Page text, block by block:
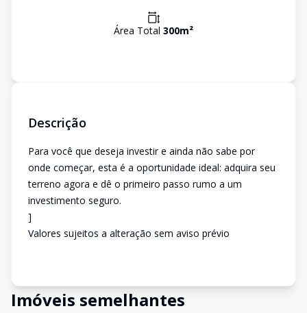
Área Total 300m²
Descrição
Para você que deseja investir e ainda não sabe por
onde começar, esta é a oportunidade ideal: adquira seu
terreno agora e dê o primeiro passo rumo a um
investimento seguro.
]
Valores sujeitos a alteração sem aviso prévio
Imóveis semelhantes